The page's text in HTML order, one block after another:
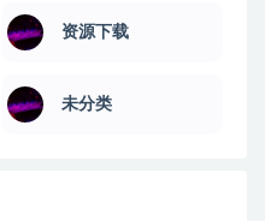
资源下载
未分类